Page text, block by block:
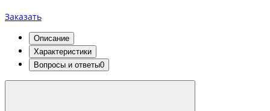
Заказать
Описание
Характеристики
Вопросы и ответы0